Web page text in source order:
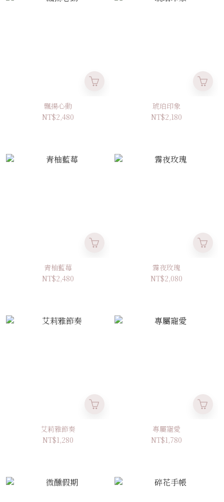
飄揚心動
NT$2,480
琥珀印象
NT$2,180
青柚藍莓
NT$2,480
霧夜玫瑰
NT$2,080
艾莉雅節奏
NT$1,280
專屬寵愛
NT$1,780